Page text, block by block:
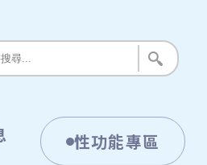
性功能專區